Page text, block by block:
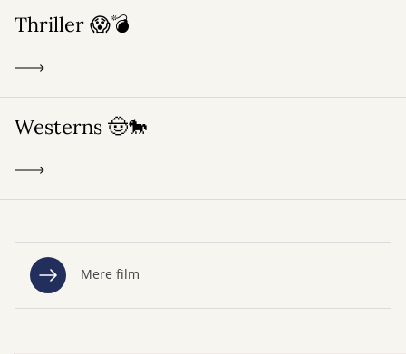
Thriller 😱💣
Westerns 🤠🐎
Mere film